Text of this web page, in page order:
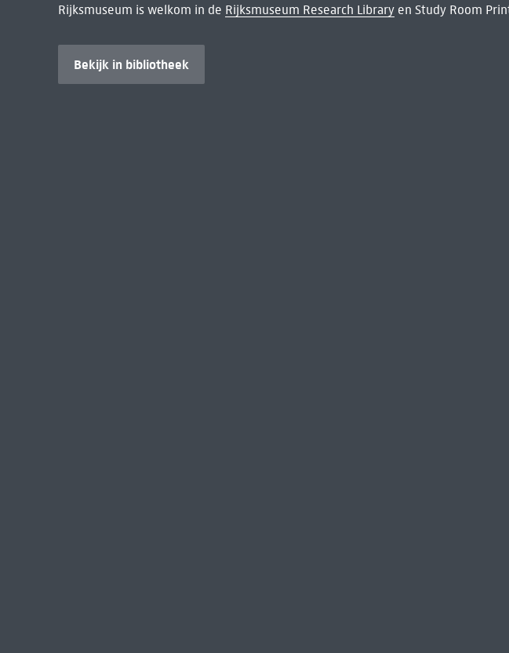
Rijksmuseum is welkom in de Rijksmuseum Research Libraryen Study Room
Bekijk in bibliotheek